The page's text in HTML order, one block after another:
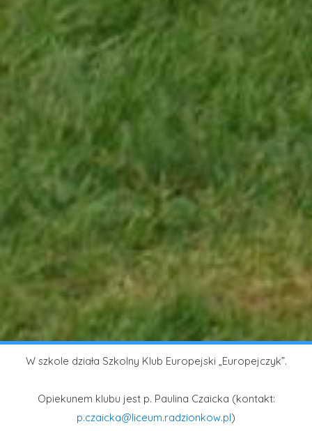
W szkole działa Szkolny Klub Europejski „Europejczyk”.
Opiekunem klubu jest p. Paulina Czaicka (kontakt:
p.czaicka@liceum.radzionkow.pl)